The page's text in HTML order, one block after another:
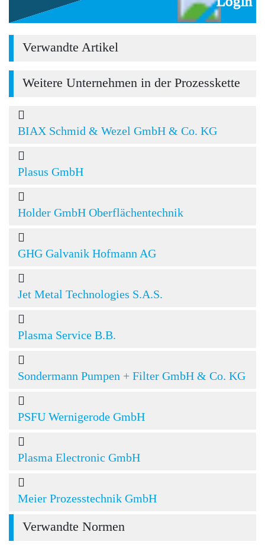
Verwandte Artikel
Weitere Unternehmen in der Prozesskette
BIAX Schmid & Wezel GmbH & Co. KG
Plasus GmbH
Holder GmbH Oberflächentechnik
GHG Galvanik Hofmann AG
Jet Metal Technologies S.A.S.
Plasma Service B.B.
Sondermann Pumpen + Filter GmbH & Co. KG
PSFU Wernigerode GmbH
Plasma Electronic GmbH
Meier Prozesstechnik GmbH
Verwandte Normen